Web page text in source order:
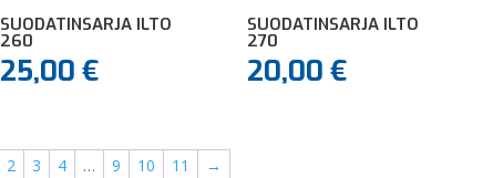
SUODATINSARJA ILTO
260
25,00 €
SUODATINSARJA ILTO
270
20,00 €
2 3 4 … 9 10 11 →